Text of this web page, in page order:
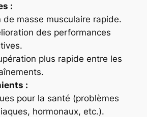
:
de masse musculaire rapide.
des performances
plus rapide entre les
:
pour la santé (problèmes
hormonaux, etc.).